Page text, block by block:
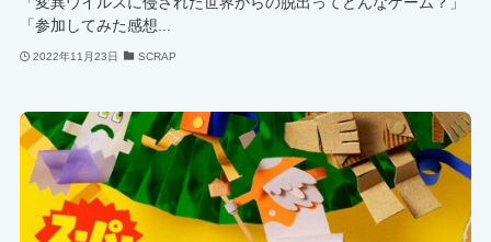
「参加してみた感想...
2022年11月23日 SCRAP